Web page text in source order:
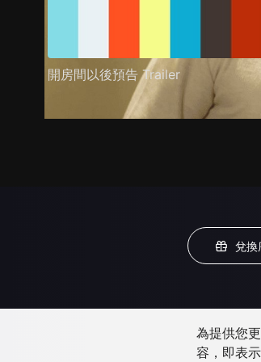
開房間以後預告 Trailer
兌換
為提供您
容，即表